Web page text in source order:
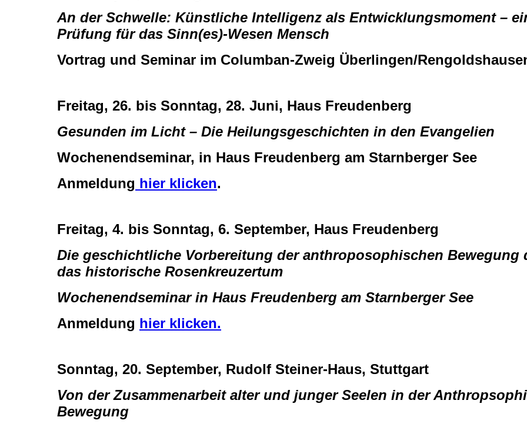
An der Schwelle: Künstliche Intelligenz als Entwicklungsmoment –
Prüfung für das Sinn(es)-Wesen Mensch
Vortrag und Seminar im Columban-Zweig Überlingen/
Freitag, 26. bis Sonntag, 28. Juni, Haus Freudenberg
Gesunden im Licht – Die Heilungsgeschichten in den Evangelien
Wochenendseminar, in Haus Freudenberg am Starnberger See
Anmeldung hier klicken.
Freitag, 4. bis Sonntag, 6. September, Haus Freudenberg
Die geschichtliche Vorbereitung der anthroposophischen Bewegung
das historische Rosenkreuzertum
Wochenendseminar in Haus Freudenberg am Starnberger See
Anmeldung hier klicken.
Sonntag, 20. September, Rudolf Steiner-Haus, Stuttgart
Von der Zusammenarbeit alter und junger Seelen in der
Bewegung